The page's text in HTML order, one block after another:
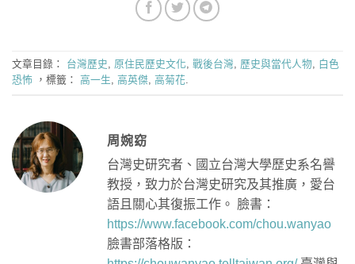
文章目錄： 台灣歷史, 原住民歷史文化, 戰後台灣, 歷史與當代人物, 白色
恐怖 ，標籤： 高一生, 高英傑, 高菊花.
周婉窈
台灣史研究者、國立台灣大學歷史系名譽
教授，致力於台灣史研究及其推廣，愛台
語且關心其復振工作。 臉書：
https://www.facebook.com/chou.wanyao
臉書部落格版：